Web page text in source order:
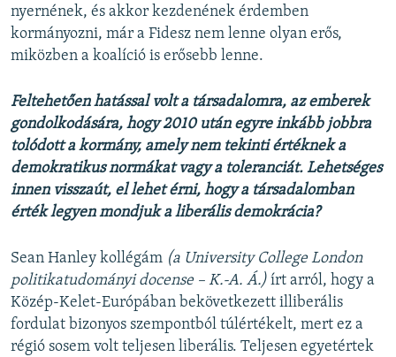
nyernének, és akkor kezdenének érdemben
kormányozni, már a Fidesz nem lenne olyan erős,
miközben a koalíció is erősebb lenne.
Feltehetően hatással volt a társadalomra, az emberek
gondolkodására, hogy 2010 után egyre inkább jobbra
tolódott a kormány, amely nem tekinti értéknek a
demokratikus normákat vagy a toleranciát. Lehetséges
innen visszaút, el lehet érni, hogy a társadalomban
érték legyen mondjuk a liberális demokrácia?
Sean Hanley kollégám (a University College London
politikatudományi docense – K.-A. Á.) írt arról, hogy a
Közép-Kelet-Európában bekövetkezett illiberális
fordulat bizonyos szempontból túlértékelt, mert ez a
régió sosem volt teljesen liberális. Teljesen egyetértek